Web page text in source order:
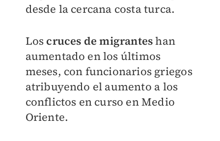
desde la cercana costa turca.
Los cruces de migranteshan
aumentado en los últimos
meses, con funcionarios griegos
atribuyendo el aumento a los
conflictos en curso en Medio
Oriente.